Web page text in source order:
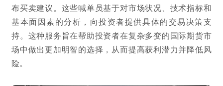
布买卖建议。这些喊单员基于对市场状况、技术指标和
基本面因素的分析，向投资者提供具体的交易决策支
持。这种服务旨在帮助投资者在复杂多变的国际期货市
场中做出更加明智的选择，从而提高获利潜力并降低风
险。